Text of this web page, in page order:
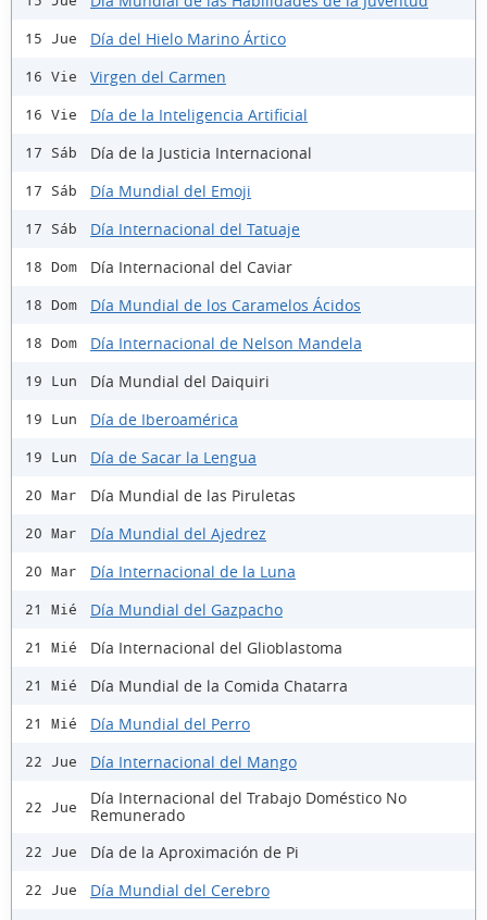
15 Jue Día del Hielo Marino Ártico
16 Vie Virgen del Carmen
16 Vie Día de la Inteligencia Artificial
17 Sáb Día de la Justicia Internacional
17 Sáb Día Mundial del Emoji
17 Sáb Día Internacional del Tatuaje
18 Dom Día Internacional del Caviar
18 Dom Día Mundial de los Caramelos Ácidos
18 Dom Día Internacional de Nelson Mandela
19 Lun Día Mundial del Daiquiri
19 Lun Día de Iberoamérica
19 Lun Día de Sacar la Lengua
20 Mar Día Mundial de las Piruletas
20 Mar Día Mundial del Ajedrez
20 Mar Día Internacional de la Luna
21 Mié Día Mundial del Gazpacho
21 Mié Día Internacional del Glioblastoma
21 Mié Día Mundial de la Comida Chatarra
21 Mié Día Mundial del Perro
22 Jue Día Internacional del Mango
22 Jue
Día Internacional del Trabajo Doméstico No
Remunerado
22 Jue Día de la Aproximación de Pi
22 Jue Día Mundial del Cerebro